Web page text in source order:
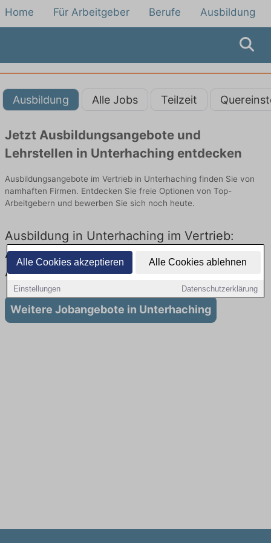
Alle Cookies akzeptieren Alle Cookies ablehnen
Einstellungen Datenschutzerklärung
Home Für Arbeitgeber Berufe Ausbildung
Ausbildung Alle Jobs Teilzeit
Jetzt Ausbildungsangebote und
Lehrstellen in Unterhaching entdecken
Ausbildungsangebote im Vertrieb in Unterhaching finden Sie von
namhaften Firmen. Entdecken Sie freie Optionen von Top-
Arbeitgebern und bewerben Sie sich noch heute.
Ausbildung in Unterhaching im Vertrieb:
Aktuell gibt es keine Stellenangebote für
Ausbildung in Unterhaching
Weitere Jobangebote in Unterhaching